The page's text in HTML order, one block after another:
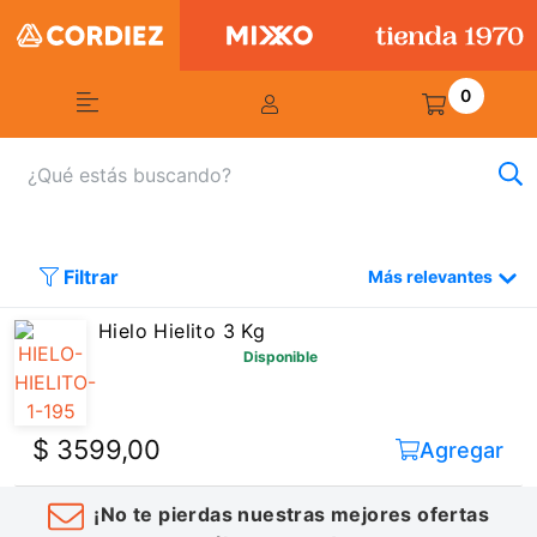
0
Filtrar Más relevantes
Hielo Hielito 3 Kg
Disponible
$ 3599,00 Agregar
¡No te pierdas nuestras mejores ofertas